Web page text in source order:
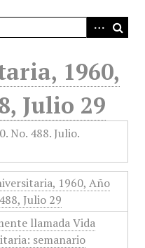
1960,
Julio 29
1960, Año
Julio 29
llamada Vida
semanario